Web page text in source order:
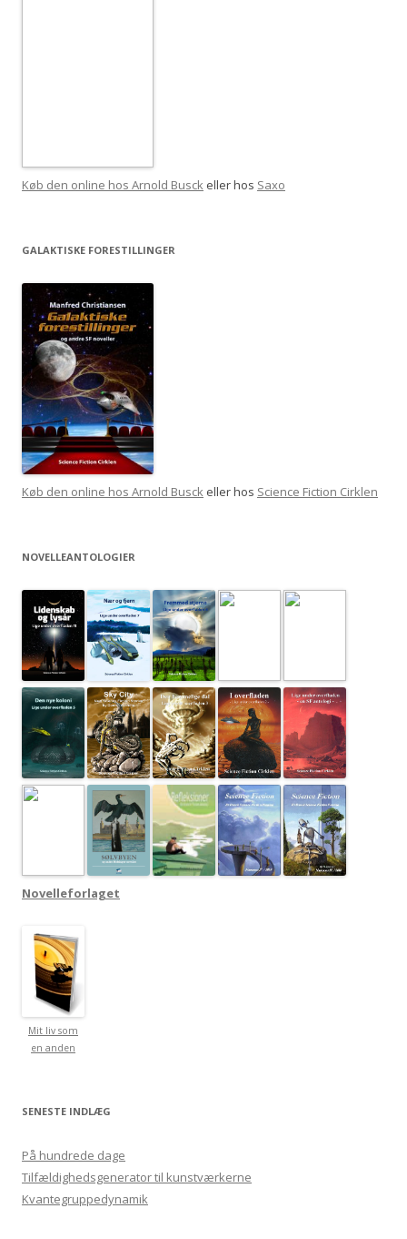
Køb den online hos Arnold Busck eller hos Saxo
GALAKTISKE FORESTILLINGER
Køb den online hos Arnold Busck eller hos Science Fiction Cirklen
NOVELLEANTOLOGIER
Novelleforlaget
Mit liv som
en anden
SENESTE INDLÆG
På hundrede dage
Tilfældighedsgenerator til kunstværkerne
Kvantegruppedynamik